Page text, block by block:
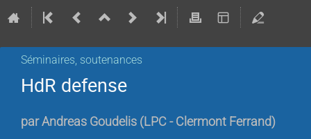
Séminaires, soutenances
HdR defense
parAndreas Goudelis (LPC - Clermont Ferrand)